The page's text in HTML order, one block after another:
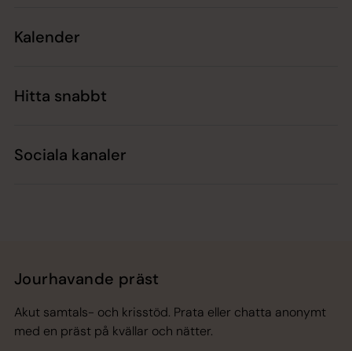
Kalender
Hitta snabbt
Sociala kanaler
Jourhavande präst
Akut samtals- och krisstöd. Prata eller chatta anonymt
med en präst på kvällar och nätter.